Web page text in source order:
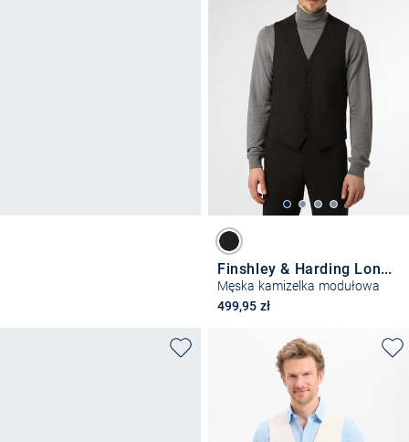
Finshley & Harding London
Męska kamizelka modułowa
499,95 zł